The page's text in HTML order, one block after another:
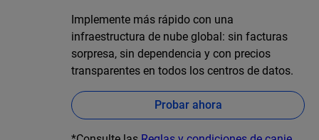
Implemente más rápido con una
infraestructura de nube global: sin facturas
sorpresa, sin dependencia y con precios
transparentes en todos los centros de datos.
Probar ahora